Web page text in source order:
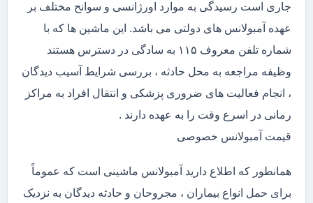
جاری است رسیدگی به موارد اورژانسی و سوانح مختلف بر
عهده آمبولانس های دولتی می باشد. این ماشین ها که با
شماره تلفن معروف ۱۱۵ به سادگی در دسترس هستند
وظیفه مراجعه به محل حادثه ، بررسی شرایط آسیب دیدگان
، انجام فعالیت های ضروری پزشکی و انتقال افراد به مراکز
رمانی در اسرع وقت را به عهده دارند .
قیمت آمبولانس خصوصی
همانطور که اطلاع دارید آمبولانس ماشینی است که عموماً
برای حمل انواع بیماران ، مجروحان و حادثه دیدگان به نزدیک